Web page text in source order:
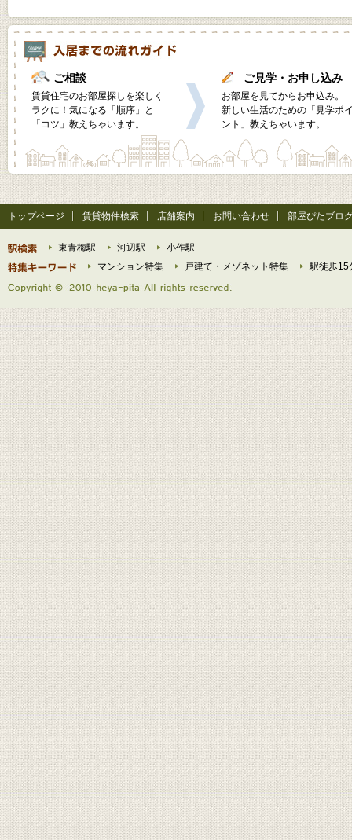
ご相談
賃貸住宅のお部屋探しを楽しく
ラクに！気になる「順序」と
「コツ」教えちゃいます。
ご見学・お申し込み
お部屋を見てからお申込み。
新しい生活のための「見学ポ
ント」教えちゃいます。
トップページ 賃貸物件検索 店舗案内 お問い合わせ 部屋ぴたブロ
東青梅駅 河辺駅
小作駅
マンション特集
戸建て・メゾネット特集 駅徒歩15